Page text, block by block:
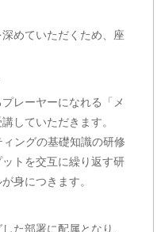
めていただくため、座
レーヤーになれる「メ
していただきます。
ングの基礎知識の研修
トを交互に繰り返す研
身につきます。
た部署に配属となり、